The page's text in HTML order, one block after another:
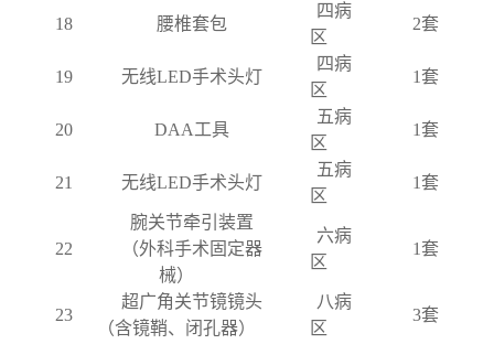
18 腰椎套包
四病
区
2套
19 无线LED手术头灯
四病
区
1套
20 DAA工具
五病
区
1套
21 无线LED手术头灯
五病
区
1套
22
腕关节牵引装置
（外科手术固定器
械）
六病
区
1套
23
超广角关节镜镜头
（含镜鞘、闭孔器）
八病
区
3套